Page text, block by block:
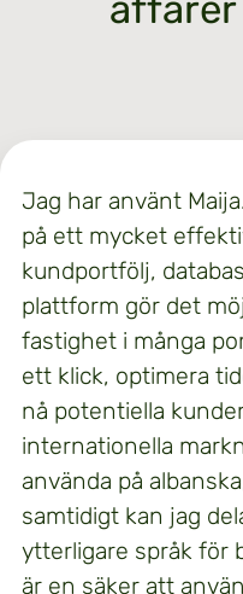
Jag har använt
på ett mycket
kundportfölj,
plattform gör det
fastighet i många
ett klick, optimera
nå potentiella
internationella
använda på
samtidigt kan jag
ytterligare språk för
är en säker att